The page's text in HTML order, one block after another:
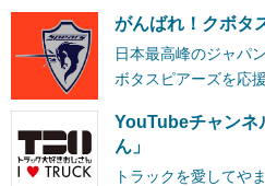
がんばれ！クボタ
日本最高峰のジャパ
ボタスピアーズを応
YouTubeチャンネ
ん」
トラックを愛してや